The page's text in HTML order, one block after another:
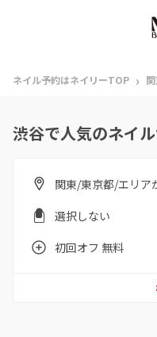
ネイル予約はネイリーTOP ›
渋谷で人気のネイ
関東/東京都/エリア
選択しない
初回オフ 無料